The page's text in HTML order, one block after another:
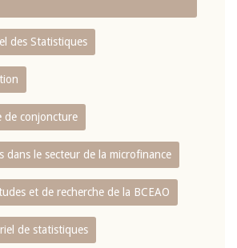
des Statistiques
de conjoncture
dans le secteur de la microfinance
et de recherche de la BCEAO
de statistiques